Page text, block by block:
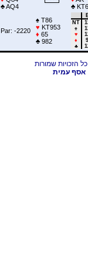
♣AQ4
♣ KT6
Par: -2220
♠ T86
♥ KT953
♦ 65
♣ 982
NT
♠
♥
♦
9
♣
אסף עמית